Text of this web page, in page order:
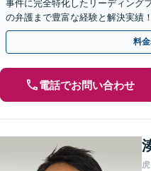
事件に完全特化したリーディング
の弁護まで豊富な経験と解決実績
盗撮・薬物犯罪など幅広い分野に
料
電話でお問い合わせ